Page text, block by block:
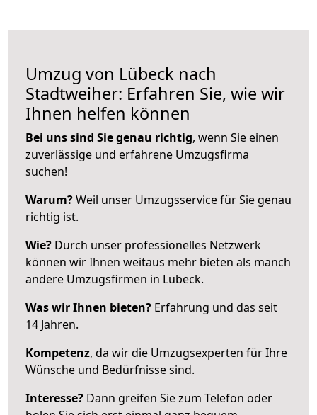
Umzug von Lübeck nach
Stadtweiher: Erfahren Sie, wie wir
Ihnen helfen können
Bei uns sind Sie genau richtig, wenn Sie einen
zuverlässige und erfahrene Umzugsfirma
suchen!
Warum?Weil unser Umzugsservice für Sie genau
richtig ist.
Wie? Durch unser professionelles Netzwerk
können wir Ihnen weitaus mehr bieten als manch
andere Umzugsfirmen in Lübeck.
Was wir Ihnen bieten? Erfahrung und das seit
14 Jahren.
Kompetenz, da wir die Umzugsexperten für Ihre
Wünsche und Bedürfnisse sind.
Interesse? Dann greifen Sie zum Telefon oder